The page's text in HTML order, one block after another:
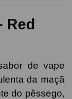
Red
de vape
da maçã
do pêssego,